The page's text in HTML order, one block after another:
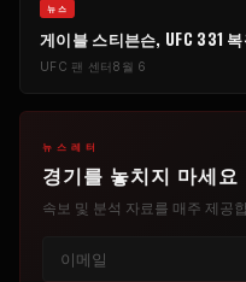
​뉴스
게이블 스티븐슨, UFC 331
UFC 팬 센터8월 6
뉴스레터
경기를 놓치지 마세요
속보 및 분석 자료를 매주 제공